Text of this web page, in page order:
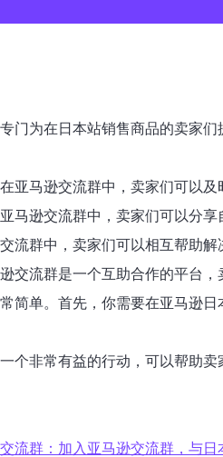
门为在日本站销售商品的卖家
亚马逊交流群中，卖家们可以
马逊交流群中，卖家们可以分
流群中，卖家们可以相互帮助
交流群是一个互助合作的平台
简单。首先，你需要在亚马逊
个非常有益的行动，可以帮助
流群：加入亚马逊交流群，与